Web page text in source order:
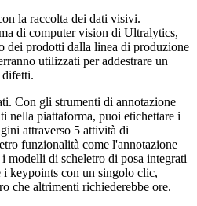
la raccolta dei dati visivi.
di computer vision di Ultralytics,
dei prodotti dalla linea di produzione
utilizzati per addestrare un
Con gli strumenti di annotazione
nella piattaforma, puoi etichettare i
attraverso 5 attività di
funzionalità come l'annotazione
modelli di scheletro di posa integrati
i keypoints con un singolo clic,
che altrimenti richiederebbe ore.